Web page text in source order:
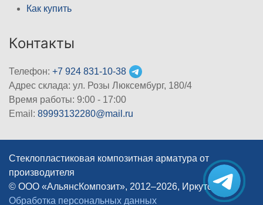
Как купить
Контакты
Телефон: +7 924 831-10-38
Адрес склада: ул. Розы Люксембург, 180/4
Время работы: 9:00 - 17:00
Email: 89993132280@mail.ru
Стеклопластиковая композитная арматура от
производителя
© ООО «АльянсКомпозит», 2012–2026, Иркутск |
Обработка персональных данных